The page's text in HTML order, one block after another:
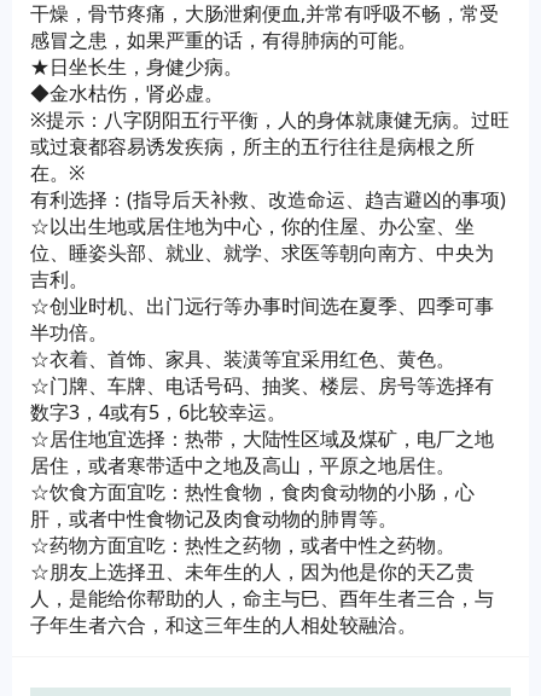
干燥，骨节疼痛，大肠泄痢便血,并常有呼吸不畅，常受
感冒之患，如果严重的话，有得肺病的可能。
★日坐长生，身健少病。
◆金水枯伤，肾必虚。
※提示：八字阴阳五行平衡，人的身体就康健无病。过旺
或过衰都容易诱发疾病，所主的五行往往是病根之所
在。※
有利选择：(指导后天补救、改造命运、趋吉避凶的事项)
☆以出生地或居住地为中心，你的住屋、办公室、坐
位、睡姿头部、就业、就学、求医等朝向南方、中央为
吉利。
☆创业时机、出门远行等办事时间选在夏季、四季可事
半功倍。
☆衣着、首饰、家具、装潢等宜采用红色、黄色。
☆门牌、车牌、电话号码、抽奖、楼层、房号等选择有
数字3，4或有5，6比较幸运。
☆居住地宜选择：热带，大陆性区域及煤矿，电厂之地
居住，或者寒带适中之地及高山，平原之地居住。
☆饮食方面宜吃：热性食物，食肉食动物的小肠，心
肝，或者中性食物记及肉食动物的肺胃等。
☆药物方面宜吃：热性之药物，或者中性之药物。
☆朋友上选择丑、未年生的人，因为他是你的天乙贵
人，是能给你帮助的人，命主与巳、酉年生者三合，与
子年生者六合，和这三年生的人相处较融洽。